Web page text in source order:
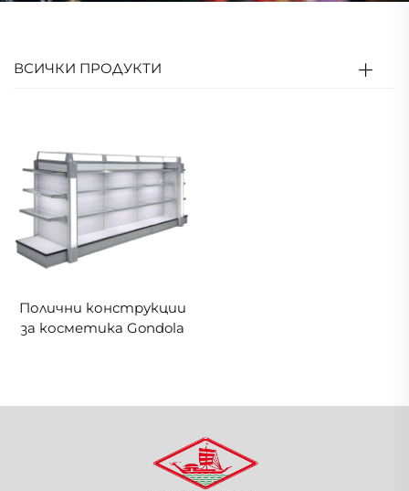
ВСИЧКИ ПРОДУКТИ
Полични конструкции
за косметика Gondola